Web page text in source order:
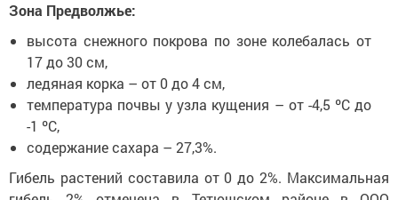
Зона Предволжье:
высота снежного покрова по зоне колебалась от
17 до 30 см,
ледяная корка – от 0 до 4 см,
температура почвы у узла кущения – от -4,5 ºС до
-1 ºС,
содержание сахара – 27,3%.
Гибель растений составила от 0 до 2%. Максимальная